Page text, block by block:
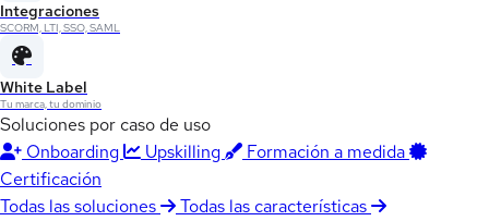
Integraciones
SCORM, LTI, SSO, SAML
White Label
Tu marca, tu dominio
Soluciones por caso de uso
Onboarding
Upskilling
Formación a medida
Certificación
Todas las soluciones
Todas las características